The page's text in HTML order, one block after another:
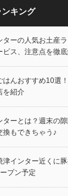
キング
ターの人気お土産
ビス、注意点を徹
はんおすすめ10選
を紹介
ターとは？週末の
換もできちゃう♪
津インター近くに
プン予定